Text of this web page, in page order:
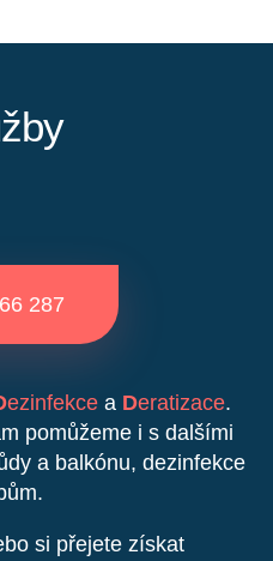
287
ezinfekce a Deratizace.
pomůžeme i s dalšími
a balkónu, dezinfekce
si přejete získat